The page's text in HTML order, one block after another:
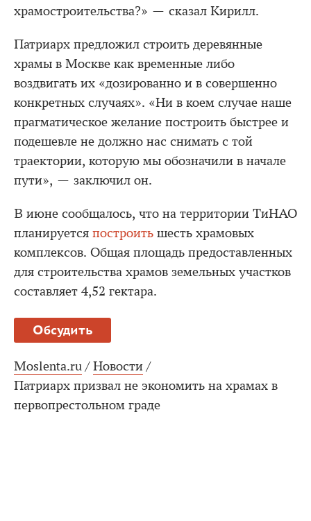
храмостроительства?» — сказал Кирилл.
Патриарх предложил строить деревянные
храмы в Москве как временные либо
воздвигать их «дозированно и в совершенно
конкретных случаях». «Ни в коем случае наше
прагматическое желание построить быстрее и
подешевле не должно нас снимать с той
траектории, которую мы обозначили в начале
пути», — заключил он.
В июне сообщалось, что на территории ТиНАО
планируется построить шесть храмовых
комплексов. Общая площадь предоставленных
для строительства храмов земельных участков
составляет 4,52 гектара.
Обсудить
Moslenta.ru / Новости /
Патриарх призвал не экономить на храмах в
первопрестольном граде